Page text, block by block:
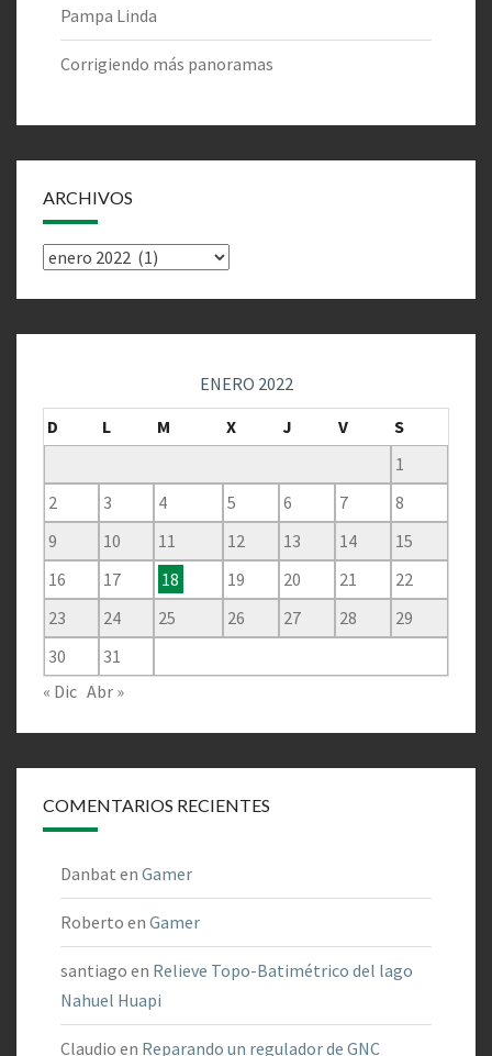
Pampa Linda
Corrigiendo más panoramas
ARCHIVOS
Archivos
ENERO 2022
D
L M X J V
S
1
2
3 4 5 6 7
8
9
10 11 12 13 14
15
16
17 18 19 20 21
22
23
24 25 26 27 28
29
30
31
« Dic Abr »
COMENTARIOS RECIENTES
Danbat en Gamer
Roberto en Gamer
santiago en Relieve Topo-Batimétrico del lago
Nahuel Huapi
Claudio en Reparando un regulador de GNC